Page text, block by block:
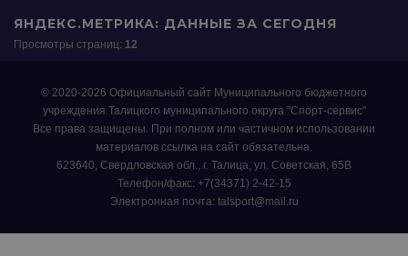
ЯНДЕКС.МЕТРИКА: ДАННЫЕ ЗА СЕГОДНЯ
Просмотры страниц: 12
© 2020-2026 Официальный сайт Муниципального бюджетного
учреждения Талицкого муниципального округа "Спорт-сервис"
Все права защищены. При полном или частичном использовании
материалов ссылка на сайт обязательна.
623640, Свердловская обл., г. Талица, ул. Советская, 65В
Телефон/факс: +7(34371) 2-42-15
Электронная почта: talsport@mail.ru